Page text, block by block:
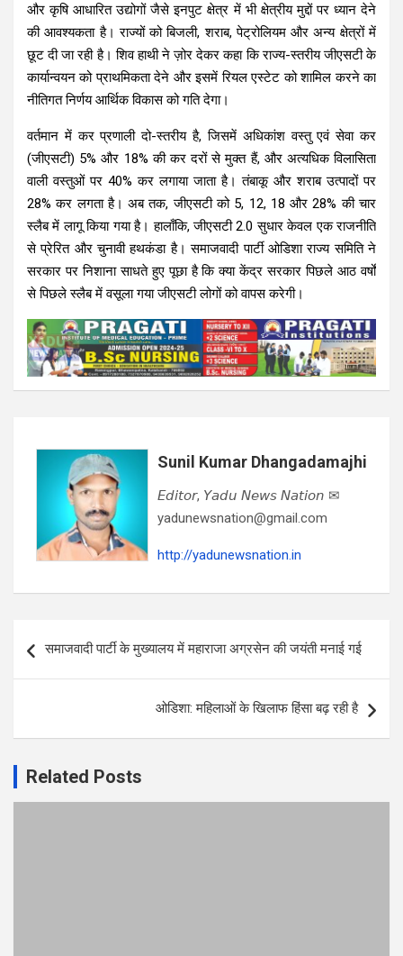
और कृषि आधारित उद्योगों जैसे इनपुट क्षेत्र में भी क्षेत्रीय मुद्दों पर ध्यान देने
की आवश्यकता है। राज्यों को बिजली, शराब, पेट्रोलियम और अन्य क्षेत्रों में
छूट दी जा रही है। शिव हाथी ने ज़ोर देकर कहा कि राज्य-स्तरीय जीएसटी के
कार्यान्वयन को प्राथमिकता देने और इसमें रियल एस्टेट को शामिल करने का
नीतिगत निर्णय आर्थिक विकास को गति देगा।
वर्तमान में कर प्रणाली दो-स्तरीय है, जिसमें अधिकांश वस्तु एवं सेवा कर
(जीएसटी) 5% और 18% की कर दरों से मुक्त हैं, और अत्यधिक विलासिता
वाली वस्तुओं पर 40% कर लगाया जाता है। तंबाकू और शराब उत्पादों पर
28% कर लगता है। अब तक, जीएसटी को 5, 12, 18 और 28% की चार
स्लैब में लागू किया गया है। हालाँकि, जीएसटी 2.0 सुधार केवल एक राजनीति
से प्रेरित और चुनावी हथकंडा है। समाजवादी पार्टी ओडिशा राज्य समिति ने
सरकार पर निशाना साधते हुए पूछा है कि क्या केंद्र सरकार पिछले आठ वर्षों
से पिछले स्लैब में वसूला गया जीएसटी लोगों को वापस करेगी।
Sunil Kumar Dhangadamajhi
𝘌𝘥𝘪𝘵𝘰𝘳, 𝘠𝘢𝘥𝘶 𝘕𝘦𝘸𝘴 𝘕𝘢𝘵𝘪𝘰𝘯 ✉
yadunewsnation@gmail.com
http://yadunewsnation.in
navigation
समाजवादी पार्टी के मुख्यालय में महाराजा अग्रसेन की जयंती मनाई गई
ओडिशा: महिलाओं के खिलाफ हिंसा बढ़ रही है
Related Posts